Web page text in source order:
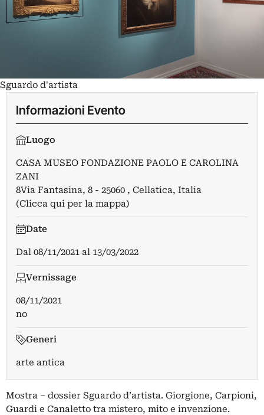
Sguardo d'artista
Informazioni Evento
Luogo
CASA MUSEO FONDAZIONE PAOLO E CAROLINA
ZANI
8Via Fantasina, 8 - 25060 , Cellatica, Italia
(Clicca qui per la mappa)
Date
Dal 08/11/2021 al 13/03/2022
Vernissage
08/11/2021
no
Generi
arte antica
Mostra – dossier Sguardo d’artista. Giorgione, Carpioni,
Guardi e Canaletto tra mistero, mito e invenzione.